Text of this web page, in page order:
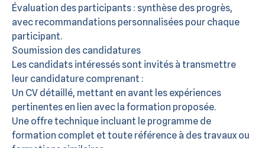
Évaluation des participants : synthèse des progrès,
avec recommandations personnalisées pour chaque
participant.
Soumission des candidatures
Les candidats intéressés sont invités à transmettre
leur candidature comprenant :
Un CV détaillé, mettant en avant les expériences
pertinentes en lien avec la formation proposée.
Une offre technique incluant le programme de
formation complet et toute référence à des travaux ou